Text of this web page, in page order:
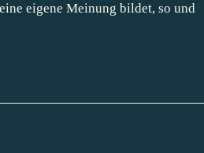
eigene Meinung bildet, so und